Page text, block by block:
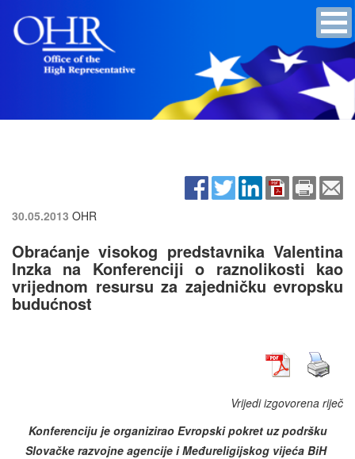
30.05.2013 OHR
Obraćanje visokog predstavnika Valentina
Inzka na Konferenciji o raznolikosti kao
vrijednom resursu za zajedničku evropsku
budućnost
Vrijedi izgovorena riječ
Konferenciju je organizirao Evropski pokret uz podršku
Slovačke razvojne agencije i Međureligijskog vijeća BiH